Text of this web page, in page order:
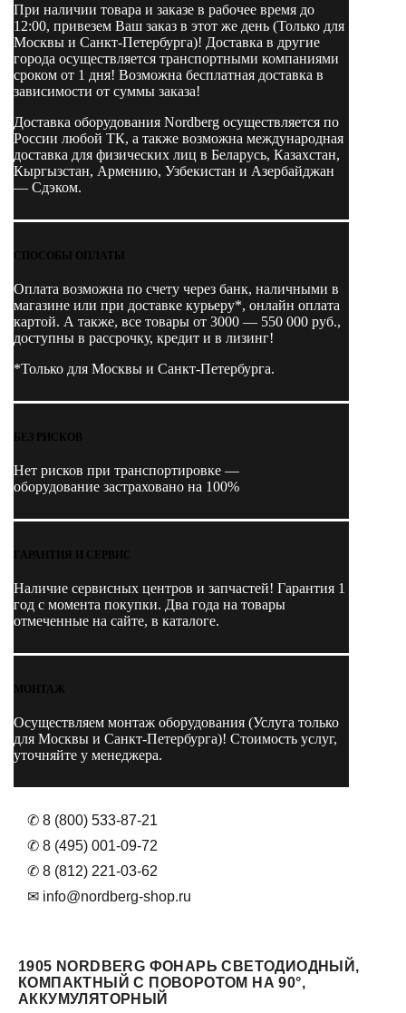
на
90°,
аккумуляторный
При наличии товара и заказе в рабочее время до
12:00, привезем Ваш заказ в этот же день (Только для
Москвы и Санкт-Петербурга)! Доставка в другие
города осуществляется транспортными компаниями
сроком от 1 дня! Возможна бесплатная доставка в
зависимости от суммы заказа!
Доставка оборудования Nordberg осуществляется по
России любой ТК, а также возможна международная
доставка для физических лиц в Беларусь, Казахстан,
Кыргызстан, Армению, Узбекистан и Азербайджан
— Сдэком.
СПОСОБЫ ОПЛАТЫ
Оплата возможна по счету через банк, наличными в
магазине или при доставке курьеру*, онлайн оплата
картой. А также, все товары от 3000 — 550 000 руб.,
доступны в рассрочку, кредит и в лизинг!
*Только для Москвы и Санкт-Петербурга.
БЕЗ РИСКОВ
Нет рисков при транспортировке —
оборудование застраховано на 100%
ГАРАНТИЯ И СЕРВИС
Наличие сервисных центров и запчастей! Гарантия 1
год с момента покупки. Два года на товары
отмеченные на сайте, в каталоге.
МОНТАЖ
Осуществляем монтаж оборудования (Услуга только
для Москвы и Санкт-Петербурга)! Стоимость услуг,
уточняйте у менеджера.
✆ 8 (800) 533-87-21
✆ 8 (495) 001-09-72
✆ 8 (812) 221-03-62
✉ info@nordberg-shop.ru
1905 NORDBERG ФОНАРЬ СВЕТОДИОДНЫЙ,
КОМПАКТНЫЙ С ПОВОРОТОМ НА 90°,
АККУМУЛЯТОРНЫЙ